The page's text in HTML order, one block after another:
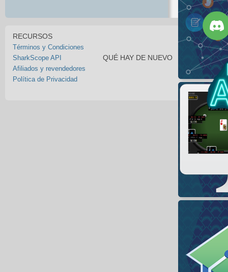
RECURSOS
Términos y Condiciones
SharkScope API
Afiliados y revendedores
Política de Privacidad
QUÉ HAY DE NUEVO